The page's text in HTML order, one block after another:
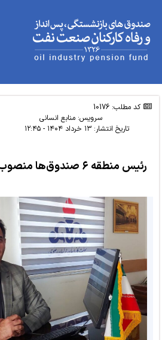
کد مطلب: 10176
سرویس:منابع انسانی
تاریخ انتشار:۱۳ خرداد ۱۴۰۴ - ۱۲:۴۵
رئیس منطقه ۶ صندوق‌ها منصوب شد